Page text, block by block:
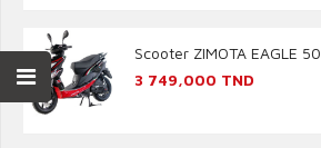
Scooter ZIMOTA EAGLE 50
Prix
3 749,000 TND